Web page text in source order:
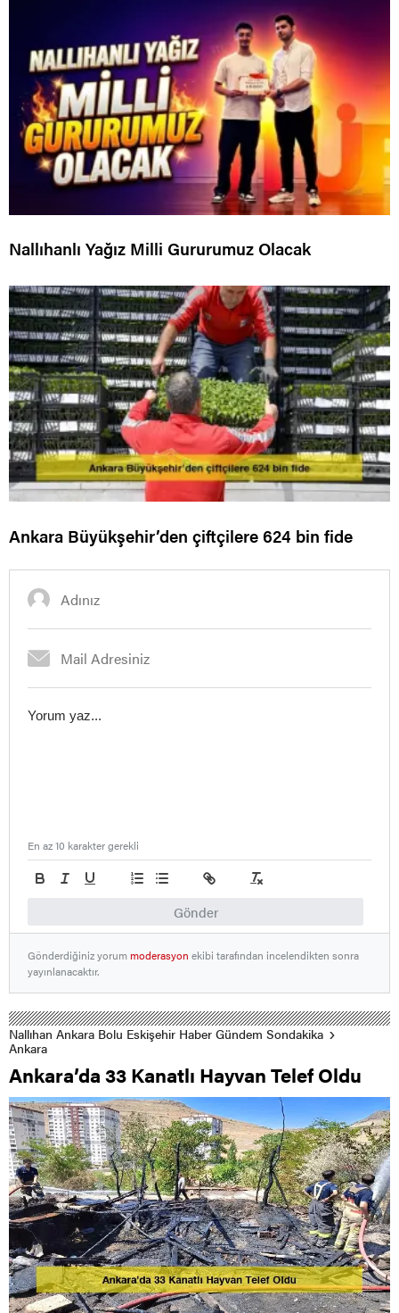
Nallıhanlı Yağız Milli Gururumuz Olacak
Ankara Büyükşehir’den çiftçilere 624 bin fide
Gönder
En az 10 karakter gerekli
Gönderdiğiniz yorummoderasyon ekibi tarafından incelendikten sonra
yayınlanacaktır.
Nallıhan Ankara Bolu Eskişehir Haber Gündem Sondakika
Ankara
Ankara’da 33 Kanatlı Hayvan Telef Oldu